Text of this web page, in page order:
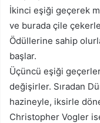
İkinci eşiği geçerek
ve burada çile
Ödüllerine sahip
başlar.
Üçüncü eşiği
değişirler. Sıradan
hazineyle, iksirle
Christopher Vogler